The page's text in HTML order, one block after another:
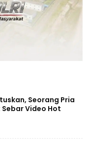
Seorang Pria
Video Hot